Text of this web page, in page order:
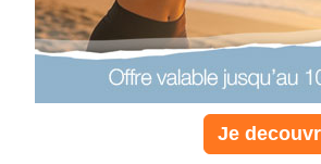
PLUS
EFFICACE
PLUS
SANTÉ
Non, je préfère le
Je